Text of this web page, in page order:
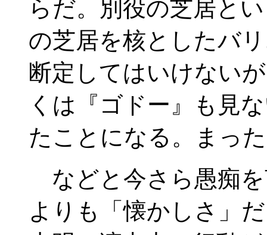
らだ。別役の芝居と
の芝居を核としたバ
断定してはいけない
くは『ゴドー』も見
たことになる。まっ
などと今さら愚痴
よりも「懐かしさ」